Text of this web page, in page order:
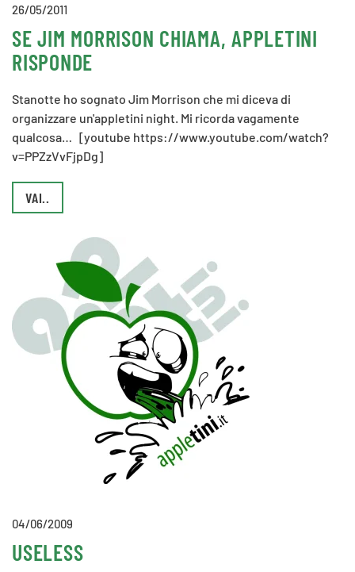
26/05/2011
SE JIM MORRISON CHIAMA, APPLETINI
RISPONDE
Stanotte ho sognato Jim Morrison che mi diceva di
organizzare un'appletini night. Mi ricorda vagamente
qualcosa… [youtube https://www.youtube.com/watch?
v=PPZzVvFjpDg]
VAI..
04/06/2009
USELESS